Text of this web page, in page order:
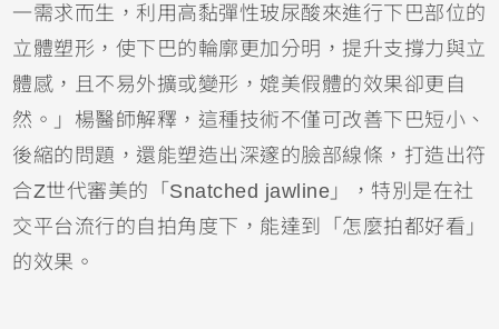
一需求而生，利用高黏彈性玻尿酸來進行下巴部位的
立體塑形，使下巴的輪廓更加分明，提升支撐力與立
體感，且不易外擴或變形，媲美假體的效果卻更自
然。」楊醫師解釋，這種技術不僅可改善下巴短小、
後縮的問題，還能塑造出深邃的臉部線條，打造出符
合Z世代審美的「Snatched jawline」，特別是在社
交平台流行的自拍角度下，能達到「怎麼拍都好看」
的效果。